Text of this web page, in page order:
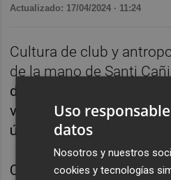
Actualizado: 17/04/2024 · 11:24
Cultura de club y
de la mano de Santi
de la charla con una de
valencianistas con
últimas tres décadas.
Conocemos la infancia
Uso
datos
Nosotros y nuestros
cookies y tecnologías